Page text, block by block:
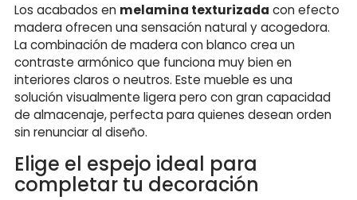
Los acabados en melamina texturizada con efecto
madera ofrecen una sensación natural y acogedora.
La combinación de madera con blanco crea un
contraste armónico que funciona muy bien en
interiores claros o neutros. Este mueble es una
solución visualmente ligera pero con gran capacidad
de almacenaje, perfecta para quienes desean orden
sin renunciar al diseño.
Elige el espejo ideal para
completar tu decoración